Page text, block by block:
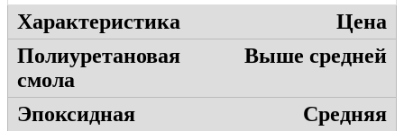
Цена
Выше средней
Средняя